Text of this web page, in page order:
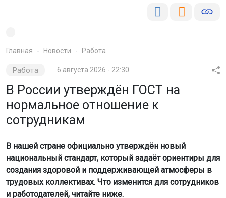
Главная Новости Работа
Работа 6 августа 2026 - 22:30
В России утверждён ГОСТ на
нормальное отношение к
сотрудникам
В нашей стране официально утверждён новый
национальный стандарт, который задаёт ориентиры для
создания здоровой и поддерживающей атмосферы в
трудовых коллективах. Что изменится для сотрудников
и работодателей, читайте ниже.